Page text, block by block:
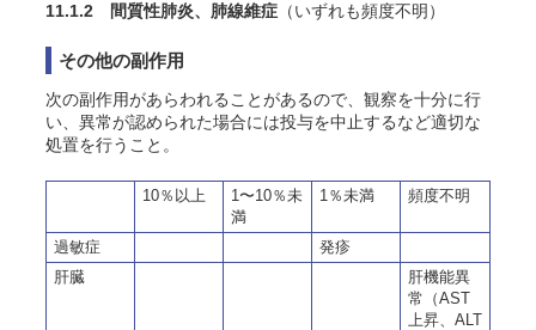
11.1.2 間質性肺炎、肺線維症 （いずれも頻度不明）
その他の副作用
次の副作用があらわれることがあるので、観察を十分に行
い、異常が認められた場合には投与を中止するなど適切な
処置を行うこと。
10％以上
1〜10％未
満
1％未満 頻度不明
過敏症
発疹
肝臓
肝機能異
常（AST
上昇、ALT